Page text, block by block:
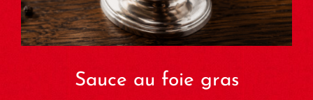
Sauce au foie gras